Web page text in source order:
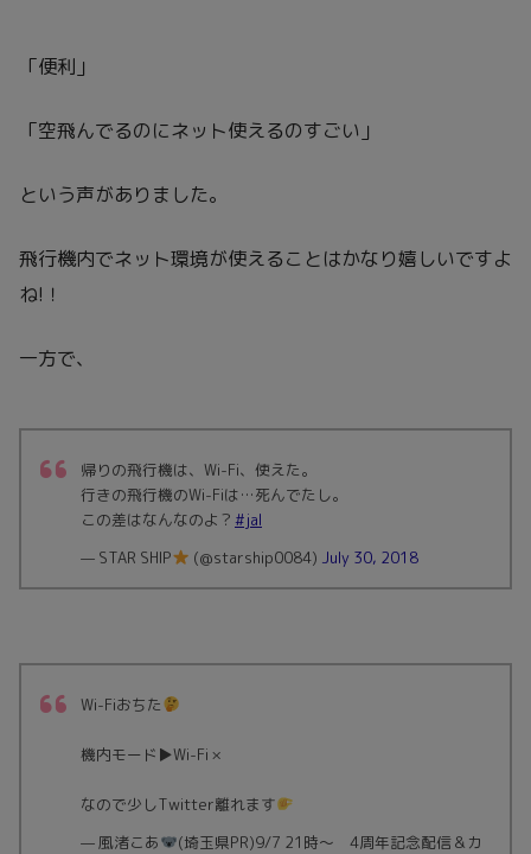
「便利」
「空飛んでるのにネット使えるのすごい」
という声がありました。
飛行機内でネット環境が使えることはかなり嬉しいですよ
ね!！
一方で、
帰りの飛行機は、Wi-Fi、使えた。
行きの飛行機のWi-Fiは…死んでたし。
この差はなんなのよ？ #jal
— STAR SHIP
(@starship0084) July 30, 2018
Wi-Fiおちた
機内モード▶︎Wi-Fi ×
なので少しTwitter離れます
— 風渚こあ
(埼玉県PR)9/7 21時～ 4周年記念配信＆カ